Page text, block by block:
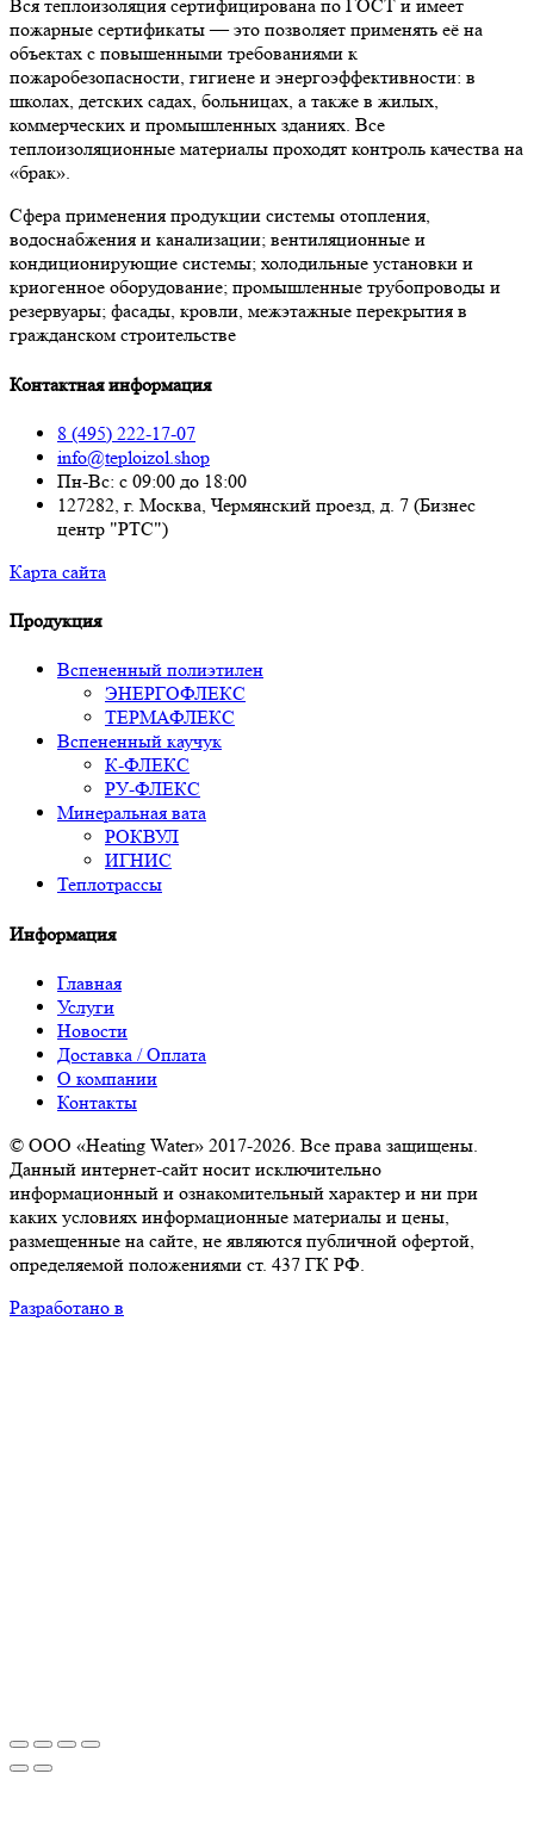
Вся теплоизоляция сертифицирована по ГОСТ и имеет
пожарные сертификаты — это позволяет применять её на
объектах с повышенными требованиями к
пожаробезопасности, гигиене и энергоэффективности: в
школах, детских садах, больницах, а также в жилых,
коммерческих и промышленных зданиях. Все
теплоизоляционные материалы проходят контроль качества на
«брак».
Сфера применения продукции системы отопления,
водоснабжения и канализации; вентиляционные и
кондиционирующие системы; холодильные установки и
криогенное оборудование; промышленные трубопроводы и
резервуары; фасады, кровли, межэтажные перекрытия в
гражданском строительстве
Контактная информация
8 (495) 222-17-07
info@teploizol.shop
Пн-Вс: с 09:00 до 18:00
127282, г. Москва, Чермянский проезд, д. 7 (Бизнес
центр "РТС")
Карта сайта
Продукция
Вспененный полиэтилен
ЭНЕРГОФЛЕКС
ТЕРМАФЛЕКС
Вспененный каучук
К-ФЛЕКС
РУ-ФЛЕКС
Минеральная вата
РОКВУЛ
ИГНИС
Теплотрассы
Информация
Главная
Услуги
Новости
Доставка / Оплата
О компании
Контакты
© ООО «Heating Water» 2017-2026. Все права защищены.
Данный интернет-сайт носит исключительно
информационный и ознакомительный характер и ни при
каких условиях информационные материалы и цены,
размещенные на сайте, не являются публичной офертой,
определяемой положениями ст. 437 ГК РФ.
Разработано в